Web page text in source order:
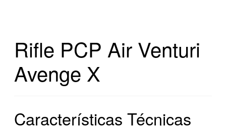
Rifle PCP Air Venturi
Avenge X
Características Técnicas